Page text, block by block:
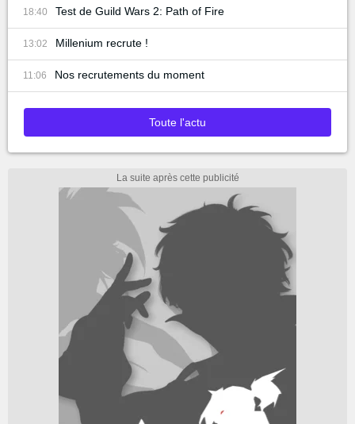
18:40 Test de Guild Wars 2: Path of Fire
13:02 Millenium recrute !
11:06 Nos recrutements du moment
Toute l'actu